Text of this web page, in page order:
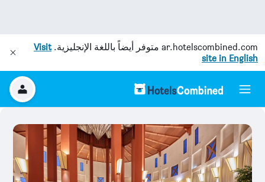
ar.hotelscombined.com متوفر أيضاً باللغة الإنجليزية.Visit
site in English